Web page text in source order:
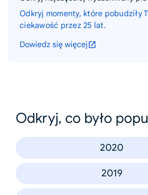
Odkryj momenty, które pobudziły
ciekawość przez 25 lat.
Dowiedz się więcej
Odkryj, co było
2020
2019